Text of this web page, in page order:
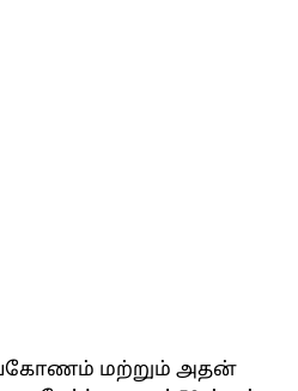
மற்றும் அதன்